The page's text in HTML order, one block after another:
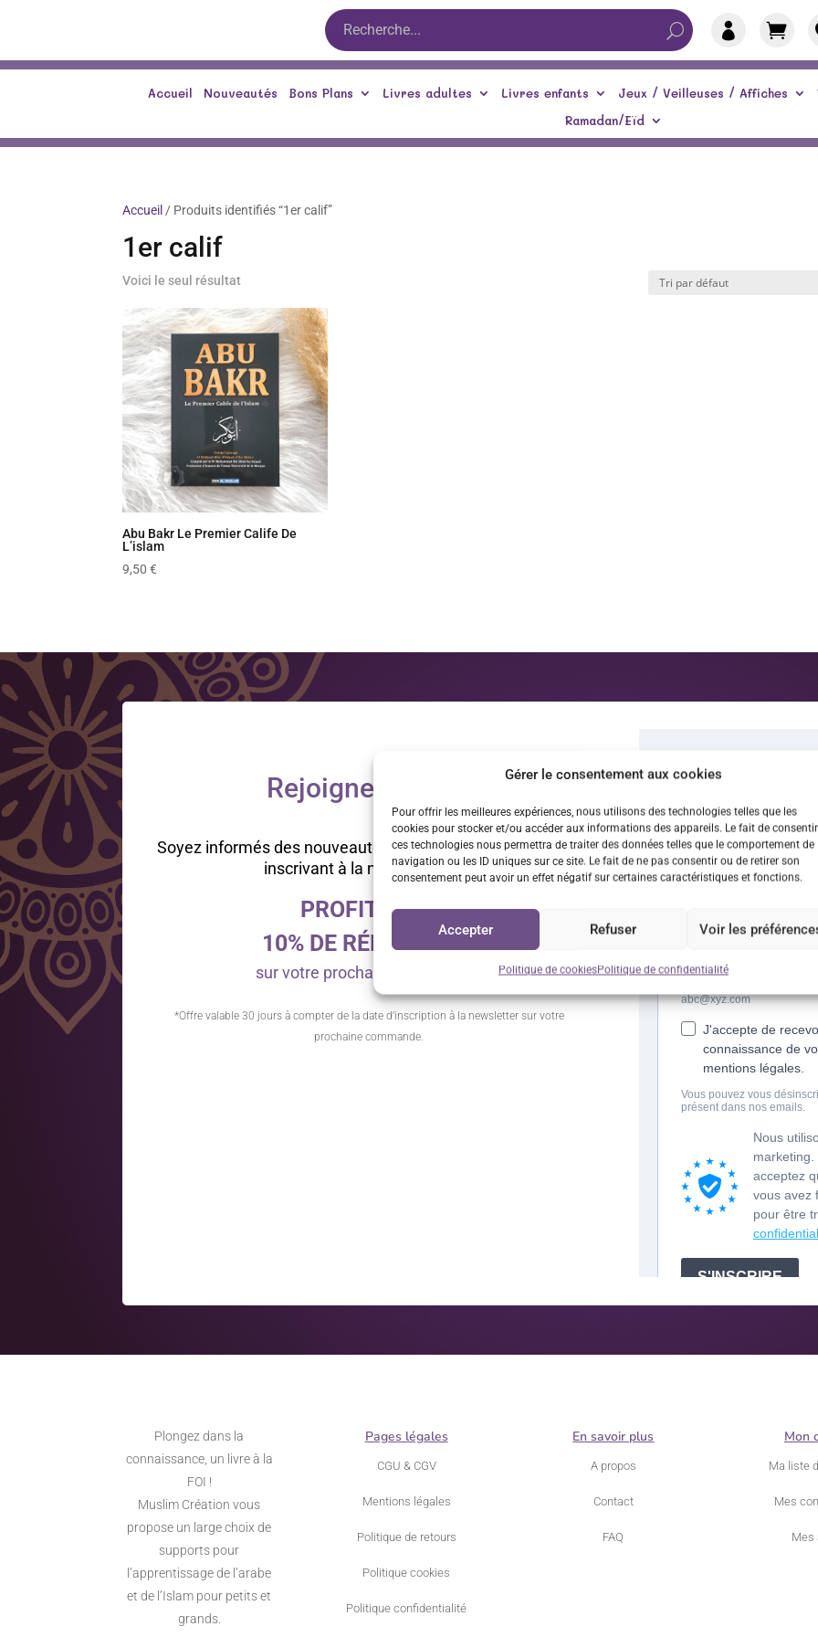
Gérer le consentement aux cookies
Pour offrir les meilleures expériences, nous utilisons des technologies telles que les
cookies pour stocker et/ou accéder aux informations des appareils. Le fait de
ces technologies nous permettra de traiter des données telles que le comportement de
navigation ou les ID uniques sur ce site. Le fait de ne pas consentir ou de retirer son
consentement peut avoir un effet négatif sur certaines caractéristiques et fonctions.
Accepter Refuser Voir les
Politique de cookiesPolitique de confidentialité
 
Accueil Nouveautés Bons Plans Livres adultes Livres enfants Jeux / Veilleuses / Affiches
Ramadan/Eïd
Accueil / Produits identifiés “1er calif”
1er calif
Voici le seul résultat
Abu Bakr Le Premier Calife De
L’islam
9,50€
Rejoignez-nous !
Soyez informés des nouveautés et des bons plans en vous
inscrivant à la newsletter et…
PROFITEZ DE
10% DE RÉDUCTION*
sur votre prochaine commande
*Offre valable 30 jours à compter de la date d’inscription à la newsletter sur votre
prochaine commande.
Plongez dans la
connaissance, un livre à la
FOI !
Muslim Création vous
propose un large choix de
supports pour
l’apprentissage de l’arabe
et de l’Islam pour petits et
grands.
Pages légales
CGU & CGV
Mentions légales
Politique de retours
Politique cookies
Politique confidentialité
En savoir plus
A propos
Contact
FAQ
Mon
Ma liste
Mes
Mes